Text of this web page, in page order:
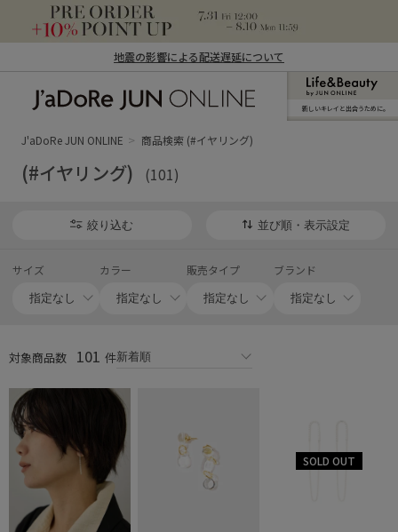
地震の影響による配送遅延について
ン オンライン）
新しいキレイと出合うために。
J'aDoRe JUN ONLINE 商品検索 (#イヤリング)
(#イヤリング) (101)
絞り込む 並び順・表示設定
サイズ カラー 販売タイプ ブランド
対象商品数 101 件